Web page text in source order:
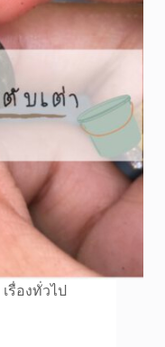
เรื่องทั่วไป